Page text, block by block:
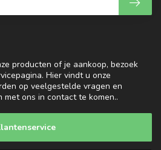
producten of je aankoop, bezoek
Hier vindt u onze
op veelgestelde vragen en
met ons in contact te komen..